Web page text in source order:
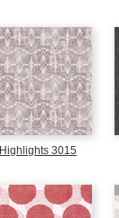
Highlights 3015